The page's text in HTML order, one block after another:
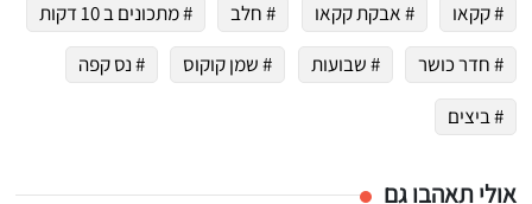
# קקאו
# אבקת קקאו # חלב
# מתכונים ב 10 דקות
# חדר כושר
# שבועות # שמן קוקוס
# נס קפה
# ביצים
אולי תאהבו גם